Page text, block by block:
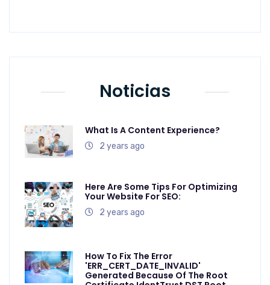
Noticias
What Is A Content Experience?
2 years ago
Here Are Some Tips For Optimizing
Your Website For SEO:
2 years ago
How To Fix The Error
'ERR_CERT_DATE_INVALID'
Generated Because Of The Root